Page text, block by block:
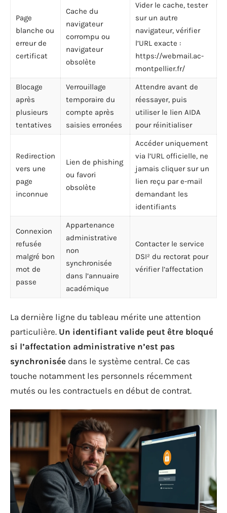
Page
blanche ou
erreur de
certificat
Cache du
navigateur
corrompu ou
navigateur
obsolète
Vider le cache, tester
sur un autre
navigateur, vérifier
l’URL exacte :
https://webmail.ac-
montpellier.fr/
Blocage
après
plusieurs
tentatives
Verrouillage
temporaire du
compte après
saisies erronées
Attendre avant de
réessayer, puis
utiliser le lien AIDA
pour réinitialiser
Redirection
vers une
page
inconnue
Lien de phishing
ou favori
obsolète
Accéder uniquement
via l’URL officielle, ne
jamais cliquer sur un
lien reçu par e-mail
demandant les
identifiants
Connexion
refusée
malgré bon
mot de
passe
Appartenance
administrative
non
synchronisée
dans l’annuaire
académique
Contacter le service
DSI² du rectorat pour
vérifier l’affectation
La dernière ligne du tableau mérite une attention
particulière. Un identifiant valide peut être bloqué
si l’affectation administrative n’est pas
synchronisée dans le système central. Ce cas
touche notamment les personnels récemment
mutés ou les contractuels en début de contrat.